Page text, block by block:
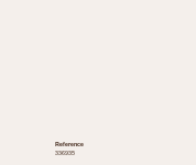
Reference
336935